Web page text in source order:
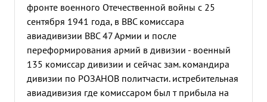
фронте военного Отечественной войны с 25
сентября 1941 года, в ВВС комиссара
авиадивизии ВВС 47 Армии и после
переформирования армий в дивизии - военный
135 комиссар дивизии и сейчас зам. командира
дивизии по РОЗАНОВ политчасти. истребительная
авиадивизия где комиссаром был т прибыла на